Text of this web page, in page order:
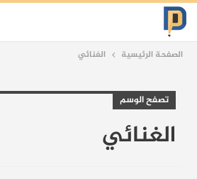
الصفحة الرئيسية الغنائي
تصفح الوسم
الغنائي